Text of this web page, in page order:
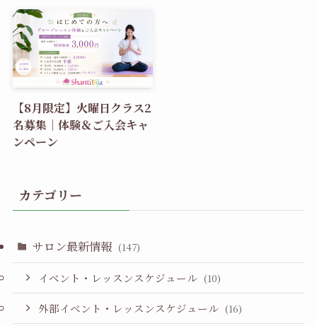
【8月限定】火曜日クラス2
名募集｜体験＆ご入会キャ
ンペーン
カテゴリー
サロン最新情報 (147)
イベント・レッスンスケジュール (10)
外部イベント・レッスンスケジュール (16)